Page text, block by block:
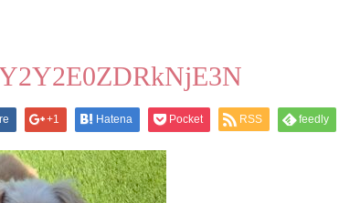
+1 Hatena Pocket RSS feedly